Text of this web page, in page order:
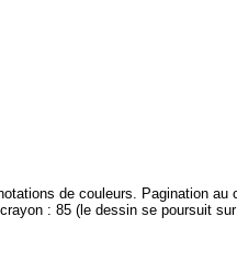
de couleurs. Pagination au
: 85 (le dessin se poursuit